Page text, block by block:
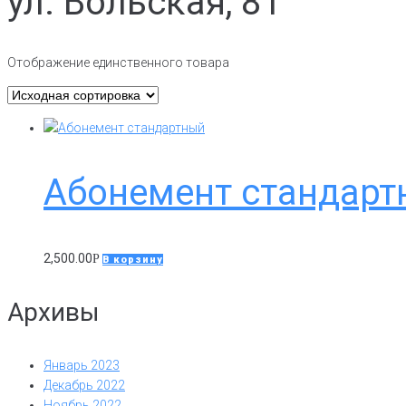
Отображение единственного товара
Абонемент
2,500.00Р В корзину
Архивы
Январь 2023
Декабрь 2022